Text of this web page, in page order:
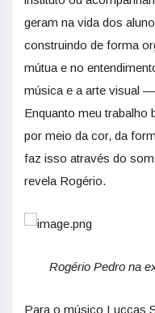
geram na vida dos
construindo de forma
mútua e no
música e a arte visual
Enquanto meu trabalho
por meio da cor, da
faz isso através do
revela Rogério.
Rogério Pedro na
Para o músico Luccas